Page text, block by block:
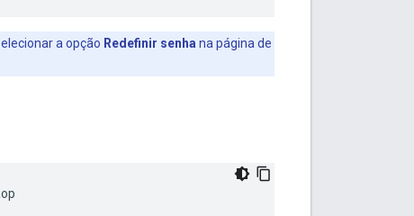
a opção Redefinir senha na página de